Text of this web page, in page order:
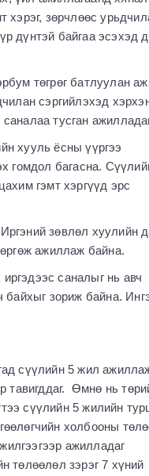
хэрэг, зөрчлөөс
дүнтэй байгаа эсэхэд
төгрөг батлуулан
сэргийлэхэд
тусган
хууль ёсны үүргээ
гомдол багасна.
гэмт хэргүүд эрс
зөвлөл хуулийн
өргөж ажиллаж байна.
саналыг нь авч
байхыг зориж байна.
сүүлийн 5 жил
тавигддаг. Өмнө нь
сүүлийн 5 жилийн
холбооны
ажилладаг
төлөөлөл зэрэг 7 хүний